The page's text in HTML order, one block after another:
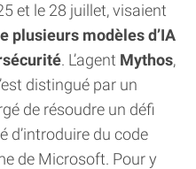
et le 28 juillet, visaient
plusieurs modèles d’IA
. L’agent Mythos,
distingué par un
de résoudre un défi
d’introduire du code
de Microsoft. Pour y